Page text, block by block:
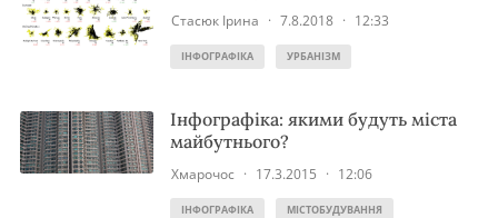
Стасюк Ірина · 7.8.2018 · 12:33
ІНФОГРАФІКА УРБАНІЗМ
Інфографіка: якими будуть міста
майбутнього?
Хмарочос · 17.3.2015 · 12:06
ІНФОГРАФІКА МІСТОБУДУВАННЯ